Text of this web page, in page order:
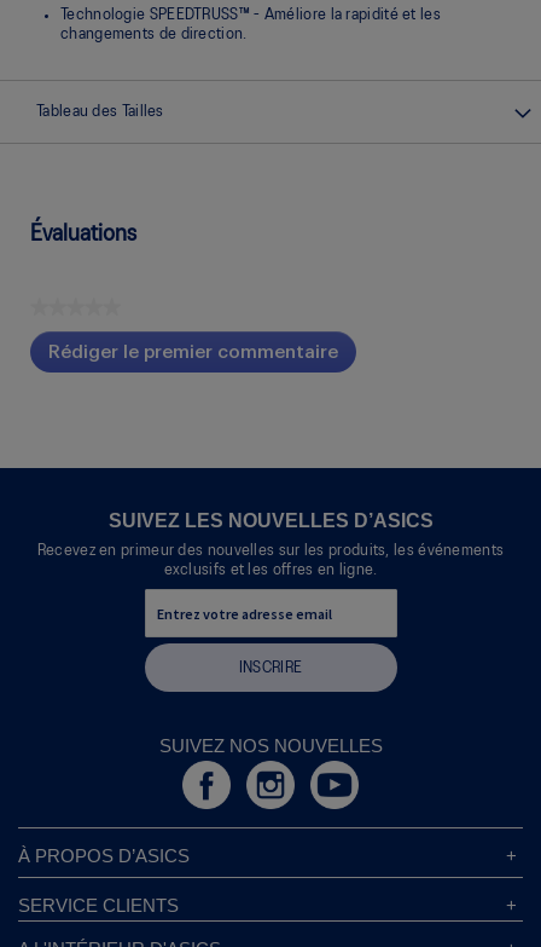
Technologie SPEEDTRUSS™ - Améliore la rapidité et les
changements de direction.
Tableau des Tailles
Évaluations
Aucune
cote
pour
Rédiger le premier commentaire
.
l'ouverture
dialogue.
SUIVEZ LES NOUVELLES D’ASICS
Recevez en primeur des nouvelles sur les produits, les événements
exclusifs et les offres en ligne.
INSCRIRE
SUIVEZ NOS NOUVELLES
À PROPOS D’ASICS
Responsabilités d’entreprise
SERVICE CLIENTS
Magasins ASICS